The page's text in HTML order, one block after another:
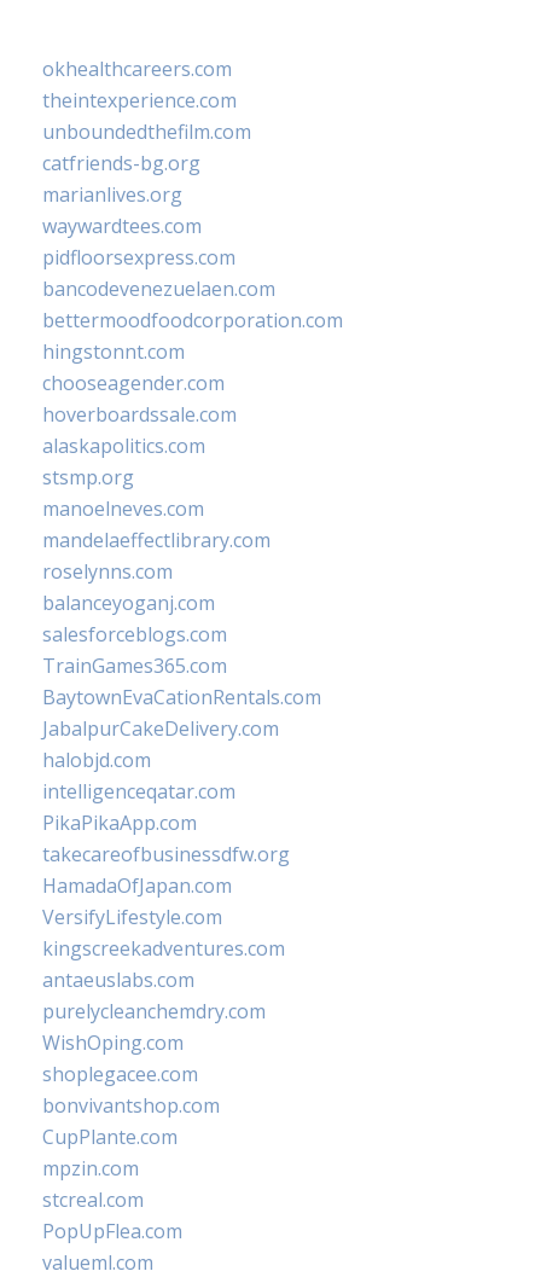
okhealthcareers.com
theintexperience.com
unboundedthefilm.com
catfriends-bg.org
marianlives.org
waywardtees.com
pidfloorsexpress.com
bancodevenezuelaen.com
bettermoodfoodcorporation.com
hingstonnt.com
chooseagender.com
hoverboardssale.com
alaskapolitics.com
stsmp.org
manoelneves.com
mandelaeffectlibrary.com
roselynns.com
balanceyoganj.com
salesforceblogs.com
TrainGames365.com
BaytownEvaCationRentals.com
JabalpurCakeDelivery.com
halobjd.com
intelligenceqatar.com
PikaPikaApp.com
takecareofbusinessdfw.org
HamadaOfJapan.com
VersifyLifestyle.com
kingscreekadventures.com
antaeuslabs.com
purelycleanchemdry.com
WishOping.com
shoplegacee.com
bonvivantshop.com
CupPlante.com
mpzin.com
stcreal.com
PopUpFlea.com
valueml.com